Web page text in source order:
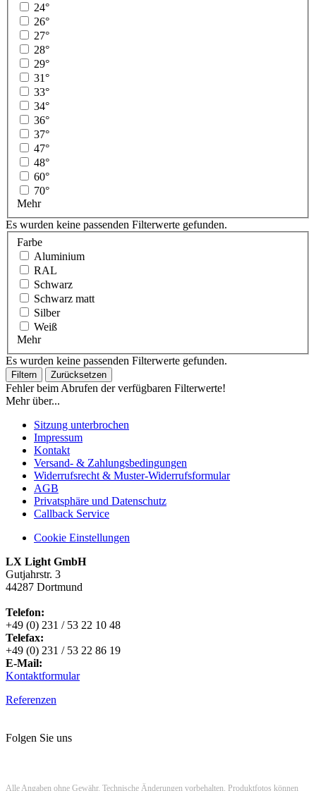
24°
26°
27°
28°
29°
31°
33°
34°
36°
37°
47°
48°
60°
70°
Mehr
Es wurden keine passenden Filterwerte gefunden.
Farbe
Aluminium
RAL
Schwarz
Schwarz matt
Silber
Weiß
Mehr
Es wurden keine passenden Filterwerte gefunden.
Filtern Zurücksetzen
Fehler beim Abrufen der verfügbaren Filterwerte!
Mehr über...
Sitzung unterbrochen
Impressum
Kontakt
Versand- & Zahlungsbedingungen
Widerrufsrecht & Muster-Widerrufsformular
AGB
Privatsphäre und Datenschutz
Callback Service
Cookie Einstellungen
LX Light GmbH
Gutjahrstr. 3
44287 Dortmund
Telefon:
+49 (0) 231 / 53 22 10 48
Telefax:
+49 (0) 231 / 53 22 86 19
E-Mail:
Kontaktformular
Referenzen
Folgen Sie uns
Alle Angaben ohne Gewähr. Technische Änderungen vorbehalten. Produktfotos können